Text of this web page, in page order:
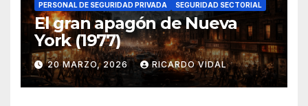
PERSONAL DE SEGURIDAD PRIVADA
SEGURIDAD SECTORIAL
El gran apagón de Nueva
York (1977)
20 MARZO, 2026 RICARDO VIDAL